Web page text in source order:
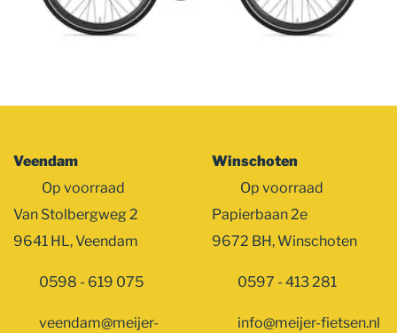
Veendam
Op voorraad
Van Stolbergweg 2
9641 HL, Veendam
0598 - 619 075
veendam@meijer-
Winschoten
Op voorraad
Papierbaan 2e
9672 BH, Winschoten
0597 - 413 281
info@meijer-fietsen.nl